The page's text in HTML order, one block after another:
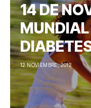
14 DE
MUNDIAL
12 NOVIEMBRE, 2012